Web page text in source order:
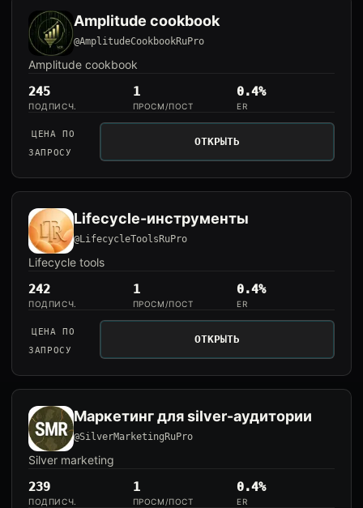
Amplitude cookbook
@AmplitudeCookbookRuPro
Amplitude cookbook
245
ПОДПИСЧ.
1
ПРОСМ/ПОСТ
0.4%
ER
ЦЕНА ПО
ЗАПРОСУ
ОТКРЫТЬ
Lifecycle-инструменты
@LifecycleToolsRuPro
Lifecycle tools
242
ПОДПИСЧ.
1
ПРОСМ/ПОСТ
0.4%
ER
ЦЕНА ПО
ЗАПРОСУ
ОТКРЫТЬ
Маркетинг для silver-аудитории
@SilverMarketingRuPro
Silver marketing
239
ПОДПИСЧ.
1
ПРОСМ/ПОСТ
0.4%
ER